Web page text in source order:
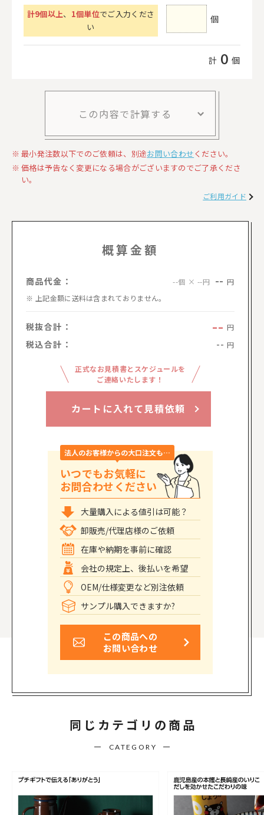
計9個以上、 1個単位でご入力くださ
い
個
計 0 個
この内容で計算する
最小発注数以下でのご依頼は、別途お問い合わせください。
価格は予告なく変更になる場合がございますのでご了承くださ
い。
ご利用ガイド
概算金額
商品代金： --個 × --円 -- 円
上記金額に送料は含まれておりません。
税抜合計： -- 円
税込合計： -- 円
正式なお見積書とスケジュールを
ご連絡いたします！
カートに入れて見積依頼
法人のお客様からの大口注文も…
いつでもお気軽に
お問合わせください
大量購入による値引は可能？
卸販売/代理店様のご依頼
在庫や納期を事前に確認
会社の規定上、後払いを希望
OEM/仕様変更など別注依頼
サンプル購入できますか?
この商品への
お問い合わせ
同じカテゴリの商品
CATEGORY